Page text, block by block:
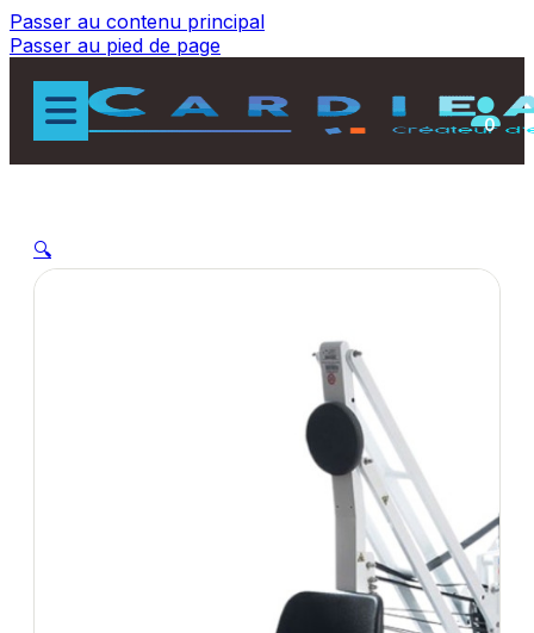
Passer au contenu principal
Passer au pied de page
0
🔍